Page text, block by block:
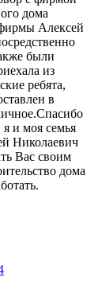
дома
Алексей
были
из
ребята,
в
и моя семья
Николаевич
Вас своим
дома